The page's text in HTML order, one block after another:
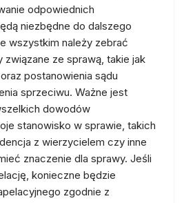
odpowiednich
niezbędne do dalszego
wszystkim należy zebrać
ze sprawą, takie jak
postanowienia sądu
sprzeciwu. Ważne jest
dowodów
stanowisko w sprawie, takich
z wierzycielem czy inne
znaczenie dla sprawy. Jeśli
konieczne będzie
zgodnie z